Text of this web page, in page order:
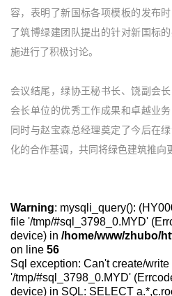
容，表明了新国标各项模板的发布
了筑博绿建团队提出的针对新国标
施进行了积极讨论。
会议结尾，绿协王秘书长、饶副会
会长单位的优秀工作成果和卓越业
同时与赵宝森总经理奠定了今后在
化的合作基调，共同将绿色建筑推向
Warning: mysqli_query():
file '/tmp/#sql_3798_0.MYD'
device) in /home/www/zhubo/
on line 56
Sql exception: Can't create/write
'/tmp/#sql_3798_0.MYD'
device) in SQL: SELECT